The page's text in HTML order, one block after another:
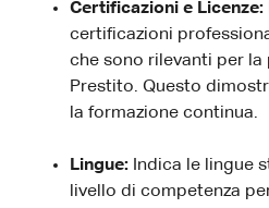
Certificazioni e Licenze:
certificazioni
che sono rilevanti per la
Prestito. Questo
la formazione continua.
Lingue: Indica le lingue
livello di competenza